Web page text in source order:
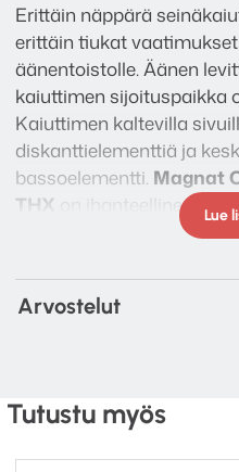
Erittäin näppärä
erittäin tiukat
äänentoistolle. Äänen
kaiuttimen sijoituspaikka
Kaiuttimen kaltevilla
diskanttielementtiä ja
bassoelementti. Magnat
THX on ihanteellinen
vaatimusten mukaisen
Ominaisuudet
Elementit:
170 mm basso-
2 x 1,65″
Lue
Arvostelut
Tutustu myös